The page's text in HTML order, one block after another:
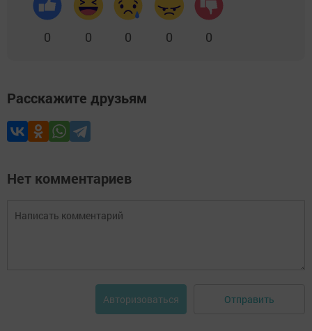
0 0 0 0 0
Расскажите друзьям
Нет комментариев
Авторизоваться Отправить